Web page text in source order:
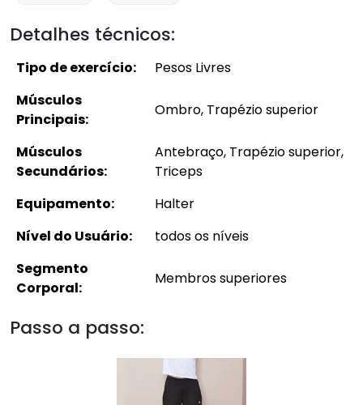
Detalhes técnicos:
Tipo de exercício:
Pesos Livres
Músculos
Principais:
Ombro, Trapézio superior
Músculos
Secundários:
Antebraço, Trapézio superior,
Triceps
Equipamento:
Halter
Nível do Usuário:
todos os níveis
Segmento
Corporal:
Membros superiores
Passo a passo: